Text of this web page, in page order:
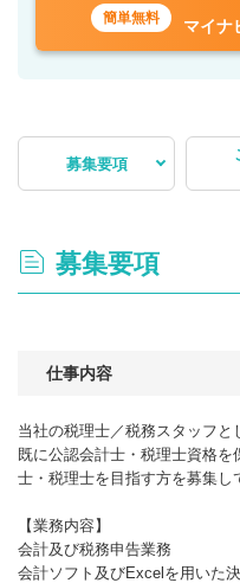
簡単無料
マイナ
募集要項
募集要項
仕事内容
当社の税理士／税務スタッフと
既に公認会計士・税理士資格
士・税理士を目指す方を募集し
【業務内容】
会計及び税務申告業務
会計ソフト及びExcelを用いた